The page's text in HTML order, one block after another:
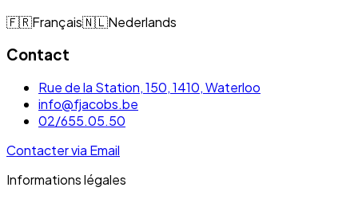
🇫🇷Français🇳🇱Nederlands
Contact
Rue de la Station, 150, 1410, Waterloo
info@fjacobs.be
02/655.05.50
Contacter via Email
Informations légales